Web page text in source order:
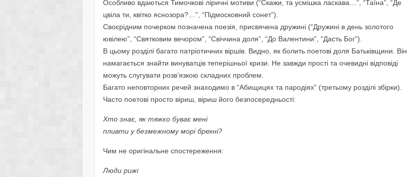
Особливо вдаються Тимочкові ліричні мотиви (“Скажи, та усмішка ласкава…”, “Таїна”, “Де
цвіла ти, квітко яснозора?…”, “Підмосковний сонет”).
Своєрідним почерком позначена поезія, присвячена дружині (“Дружині в день золотого
ювілею”, “Святковим вечором”, “Свіччина доля”, “До Валентини”, “Дасть Бог”).
В цьому розділі багато патріотичних віршів. Видно, як болить поетові доля Батьківщини. Він
намагається знайти винуватців теперішньої кризи. Не завжди прості та очевидні відповіді
можуть слугувати розв’язкою складних проблем.
Багато неповторних речей знаходимо в “Абищицях та пародіях” (третьому розділі збірки).
Часто поетові просто віриш, віриш його безпосередньості:
Xто знає, як тяжко буває мені
пливти у безмежному морі брехні?
Чим не оригінальне спостереження:
Люди рижі